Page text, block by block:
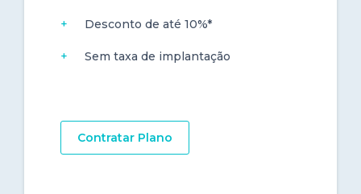
Desconto de até 10%*
Sem taxa de implantação
Contratar Plano